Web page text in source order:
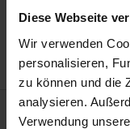
Diese Webseite
Wir verwenden
personalisieren,
zu können und die
analysieren.
Verwendung
Beschreibung